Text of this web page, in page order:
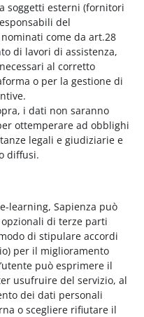
soggetti esterni (fornitori
del
come da art.28
di lavori di assistenza,
al corretto
o per la gestione di
i dati non saranno
ottemperare ad obblighi
legali e giudiziarie e
diffusi.
learning, Sapienza può
di terze parti
di stipulare accordi
per il miglioramento
può esprimere il
usufruire del servizio, al
dei dati personali
o scegliere rifiutare il